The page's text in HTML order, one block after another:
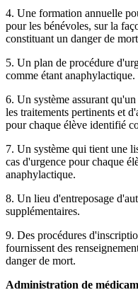
4. Une formation annuelle
pour les bénévoles, sur la
constituant un danger de
5. Un plan de procédure
comme étant anaphylactique.
6. Un système assurant
les traitements pertinents et
pour chaque élève identifié
7. Un système qui tient une
cas d'urgence pour chaque
anaphylactique.
8. Un lieu d'entreposage
supplémentaires.
9. Des procédures
fournissent des
danger de mort.
Administration de